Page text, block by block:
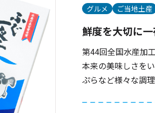
グルメ ご当地土産
鮮度を大切に
第44回全国水産加
本来の美味しさを
ぷらなど様々な調